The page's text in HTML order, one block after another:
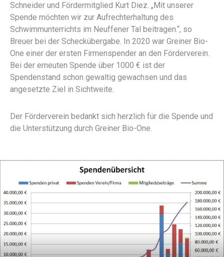
Schneider und Fördermitglied Kurt Diez. „Mit unserer
Spende möchten wir zur Aufrechterhaltung des
Schwimmunterrichts im Neuffener Tal beitragen.“, so
Breuer bei der Scheckübergabe. In 2020 war Greiner Bio-
One einer der ersten Firmenspender an den Förderverein.
Bei der erneuten Spende über 1000 € ist der
Spendenstand schon gewaltig gewachsen und das
angesetzte Ziel in Sichtweite.
Der Förderverein bedankt sich herzlich für die Spende und
die Unterstützung durch Greiner Bio-One.